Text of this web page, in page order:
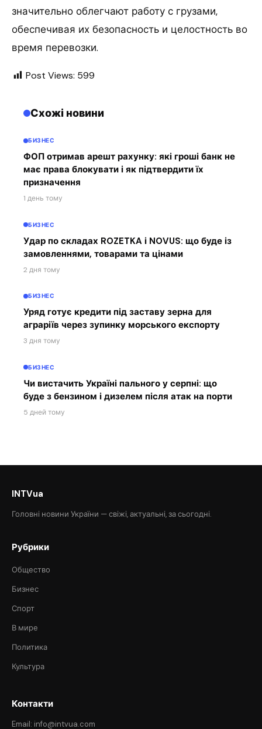
значительно облегчают работу с грузами,
обеспечивая их безопасность и целостность во
время перевозки.
Post Views: 599
Схожі новини
БИЗНЕС
ФОП отримав арешт рахунку: які гроші банк не
має права блокувати і як підтвердити їх
призначення
1 день тому
БИЗНЕС
Удар по складах ROZETKA і NOVUS: що буде із
замовленнями, товарами та цінами
2 дня тому
БИЗНЕС
Уряд готує кредити під заставу зерна для
аграріїв через зупинку морського експорту
3 дня тому
БИЗНЕС
Чи вистачить Україні пального у серпні: що
буде з бензином і дизелем після атак на порти
5 дней тому
INTVua
Головні новини України — свіжі, актуальні, за сьогодні.
Рубрики
Общество
Бизнес
Спорт
В мире
Политика
Культура
Контакти
Email: info@intvua.com